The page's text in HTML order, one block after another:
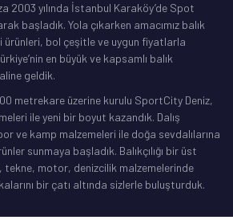
2003 yılında İstanbul Karaköy’de Spot
başladık. Yola çıkarken amacımız balık
ürünleri, bol çeşitle ve uygun fiyatlarla
en büyük ve kapsamlı balık
geldik.
metrekare üzerine kurulu SportCity Deniz,
ile yeni bir boyut kazandık. Dalış
ve kamp malzemeleri ile doğa sevdalılarına
sunmaya başladık. Balıkçılığı bir üst
tekne, motor, denizcilik malzemelerinde
bir çatı altında sizlerle buluşturduk.